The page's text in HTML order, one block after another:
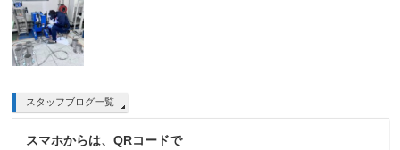
スタッフブログ一覧
スマホからは、QRコードで